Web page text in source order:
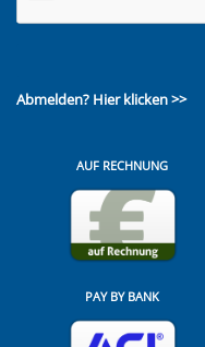
Abmelden? Hier klicken >>
AUF RECHNUNG
PAY BY BANK